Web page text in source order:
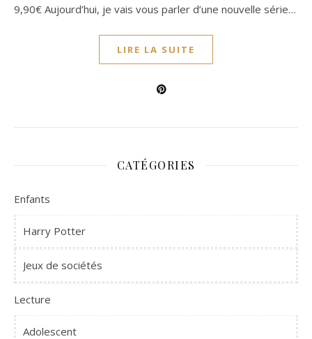
9,90€ Aujourd’hui, je vais vous parler d’une nouvelle série…
LIRE LA SUITE
CATÉGORIES
Enfants
Harry Potter
Jeux de sociétés
Lecture
Adolescent